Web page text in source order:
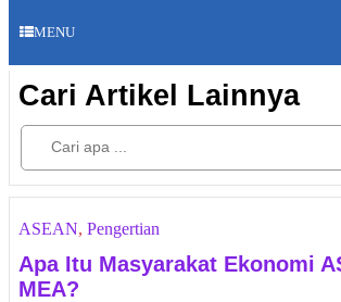
MENU
Cari Artikel Lainnya
ASEAN, Pengertian
Apa Itu Masyarakat Ekonomi
MEA?